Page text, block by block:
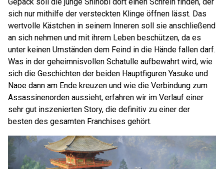
sich nur mithilfe der versteckten Klinge öffnen lässt. Das
wertvolle Kästchen in seinem Inneren soll sie anschließend
an sich nehmen und mit ihrem Leben beschützen, da es
unter keinen Umständen dem Feind in die Hände fallen darf.
Was in der geheimnisvollen Schatulle aufbewahrt wird, wie
sich die Geschichten der beiden Hauptfiguren Yasuke und
Naoe dann am Ende kreuzen und wie die Verbindung zum
Assassinenorden aussieht, erfahren wir im Verlauf einer
sehr gut inszenierten Story, die definitiv zu einer der
besten des gesamten Franchises gehört.